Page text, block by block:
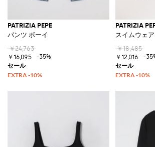
PATRIZIA PEPE
パンツ ボーイ
￥24,763
￥16,095
-35%
PATRIZIA
スイムウェ
￥18,485
￥12,016
-